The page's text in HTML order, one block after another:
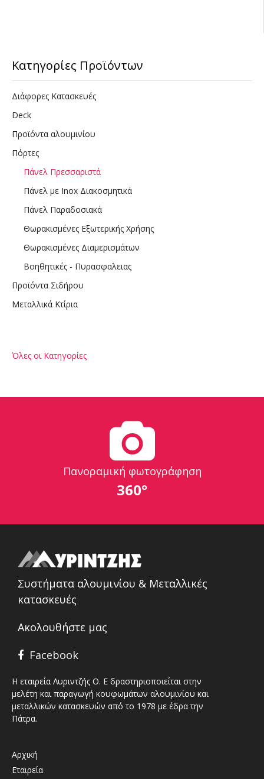
Κατηγορίες Προϊόντων
Διάφορες Κατασκευές
Deck
Προϊόντα αλουμινίου
Πόρτες
Πάνελ Πρεσσαριστά
Πάνελ με Inox Διακοσμητικά
Πάνελ Παραδοσιακά
Θωρακισμένες Εξωτερικής Χρήσης
Θωρακισμένες Διαμερισμάτων
Βοηθητικές - Πυρασφαλειας
Προϊόντα Σιδήρου
Μεταλλικά Κτίρια
Όλες οι Κατηγορίες
Πανοραμική φωτογράφηση
360°
Συστήματα αλουμινίου & Μεταλλικές
κατασκευές
Ακολουθήστε μας
Facebook
Η εταιρεία Λυριντζής Ο. Ε δραστηριοποιείται στην
μελέτη και παραγωγή κουφωμάτων αλουμινίου και
μεταλλικών κατασκευών από το 1978 με έδρα την
Πάτρα.
Αρχική
Εταιρεία